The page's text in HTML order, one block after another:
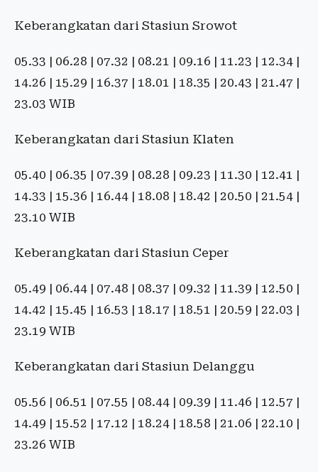
Keberangkatan dari Stasiun Srowot
05.33 | 06.28 | 07.32 | 08.21 | 09.16 | 11.23 | 12.34 |
14.26 | 15.29 | 16.37 | 18.01 | 18.35 | 20.43 | 21.47 |
23.03 WIB
Keberangkatan dari Stasiun Klaten
05.40 | 06.35 | 07.39 | 08.28 | 09.23 | 11.30 | 12.41 |
14.33 | 15.36 | 16.44 | 18.08 | 18.42 | 20.50 | 21.54 |
23.10 WIB
Keberangkatan dari Stasiun Ceper
05.49 | 06.44 | 07.48 | 08.37 | 09.32 | 11.39 | 12.50 |
14.42 | 15.45 | 16.53 | 18.17 | 18.51 | 20.59 | 22.03 |
23.19 WIB
Keberangkatan dari Stasiun Delanggu
05.56 | 06.51 | 07.55 | 08.44 | 09.39 | 11.46 | 12.57 |
14.49 | 15.52 | 17.12 | 18.24 | 18.58 | 21.06 | 22.10 |
23.26 WIB